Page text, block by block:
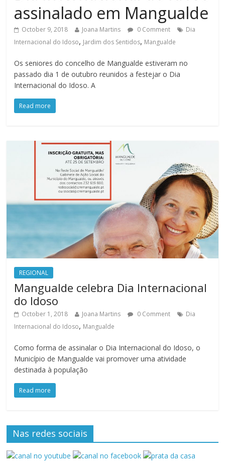
assinalado em Mangualde
October 9, 2018 Joana Martins 0 Comment
Dia
Internacional do Idoso, Jardim dos Sentidos, Mangualde
Os seniores do concelho de Mangualde estiveram no
passado dia 1 de outubro reunidos a festejar o Dia
Internacional do Idoso. A
Read more
REGIONAL
Mangualde celebra Dia Internacional
do Idoso
October 1, 2018 Joana Martins 0 Comment
Dia
Internacional do Idoso, Mangualde
Como forma de assinalar o Dia Internacional do Idoso, o
Município de Mangualde vai promover uma atividade
destinada à população
Read more
Nas redes sociais